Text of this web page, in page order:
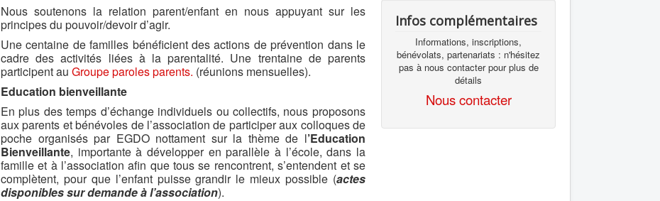
Nous soutenons la relation parent/enfant en nous appuyant sur les
principes du pouvoir/devoir d’agir.
Une centaine de familles bénéficient des actions de prévention dans le
cadre des activités liées à la parentalité. Une trentaine de parents
participent auGroupe paroles parents. (réunions mensuelles).
Education bienveillante
En plus des temps d’échange individuels ou collectifs, nous proposons
aux parents et bénévoles de l’association de participer aux colloques de
poche organisés par EGDO nottament sur la thème de l’Education
Bienveillante, importante à développer en parallèle à l’école, dans la
famille et à l’association afin que tous se rencontrent, s’entendent et se
complètent, pour que l’enfant puisse grandir le mieux possible (actes
disponibles sur demande à l’association).
Infos complémentaires
Informations, inscriptions,
bénévolats, partenariats : n'hésitez
pas à nous contacter pour plus de
détails
Nous contacter